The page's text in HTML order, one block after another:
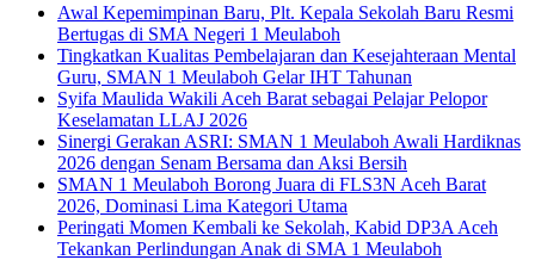
Awal Kepemimpinan Baru, Plt. Kepala Sekolah Baru Resmi
Bertugas di SMA Negeri 1 Meulaboh
Tingkatkan Kualitas Pembelajaran dan Kesejahteraan Mental
Guru, SMAN 1 Meulaboh Gelar IHT Tahunan
Syifa Maulida Wakili Aceh Barat sebagai Pelajar Pelopor
Keselamatan LLAJ 2026
Sinergi Gerakan ASRI: SMAN 1 Meulaboh Awali Hardiknas
2026 dengan Senam Bersama dan Aksi Bersih
SMAN 1 Meulaboh Borong Juara di FLS3N Aceh Barat
2026, Dominasi Lima Kategori Utama
Peringati Momen Kembali ke Sekolah, Kabid DP3A Aceh
Tekankan Perlindungan Anak di SMA 1 Meulaboh